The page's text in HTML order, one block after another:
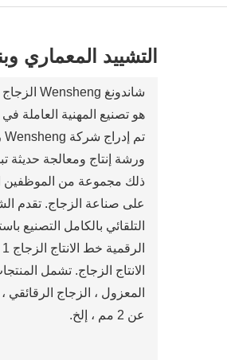
التشييد المعماري
هو تصنيع المهنية العاملة
ذلك مجموعة من الموظفين
المعزول ، الزجاج
عن 2 مم ، إلخ.